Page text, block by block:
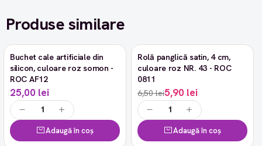
Produse similare
Buchet cale artificiale din
silicon, culoare roz somon -
ROC AF12
25,00 lei
Adaugă în coș
-9%
Rolă panglică satin, 4 cm,
culoare roz NR. 43 - ROC
0811
6,50 lei5,90 lei
Adaugă în coș